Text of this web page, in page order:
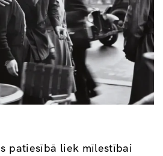
patiesībā liek mīlestībai